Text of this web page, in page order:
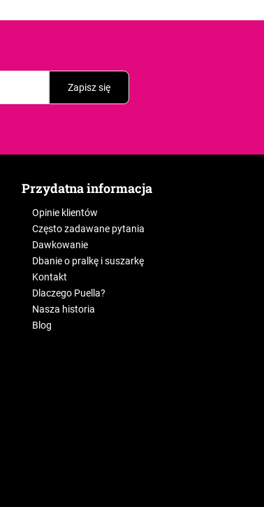
Zapisz się
Przydatna informacja
Opinie klientów
Często zadawane pytania
Dawkowanie
Dbanie o pralkę i suszarkę
Kontakt
Dlaczego Puella?
Nasza historia
Blog